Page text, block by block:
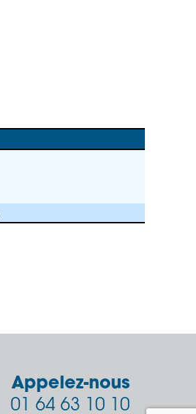
Appelez-nous
01 64 63 10 10